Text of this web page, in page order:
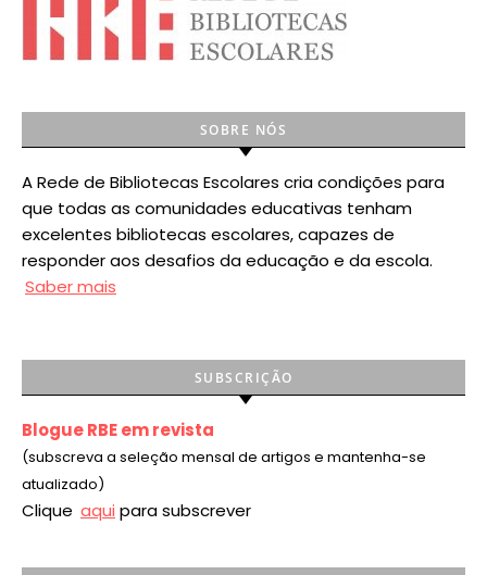
SOBRE NÓS
A Rede de Bibliotecas Escolares cria condições para
que todas as comunidades educativas tenham
excelentes bibliotecas escolares, capazes de
responder aos desafios da educação e da escola.
Saber mais
SUBSCRIÇÃO
Blogue RBE em revista
(subscreva a seleção mensal de artigos e mantenha-se
atualizado)
Clique aqui para subscrever